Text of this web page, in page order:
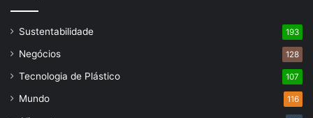
Sustentabilidade 193
Negócios 128
Tecnologia de Plástico 107
Mundo 116